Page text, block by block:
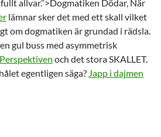
allvar.”>Dogmatiken Dödar, När
lämnar sker det med ett skall vilket
om dogmatiken är grundad i rädsla.
gul buss med asymmetrisk
Perspektiven och det stora SKALLET.
egentligen säga? Japp i dajmen